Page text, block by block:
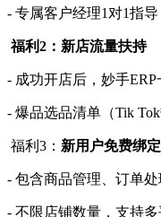
- 专属客户经理1对1指
福利2：新店流量扶持
- 成功开店后，妙手
- 爆品选品清单（Tik
福利 3： 新用户免费绑定
- 包含商品管理、订单
- 不限店铺数量，支持